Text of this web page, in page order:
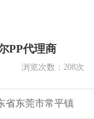
PP代理商
浏览次数： 208次
省东莞市常平镇